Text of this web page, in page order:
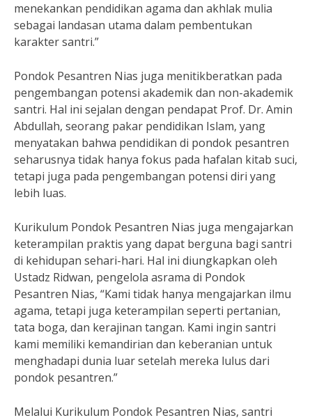
menekankan pendidikan agama dan akhlak mulia
sebagai landasan utama dalam pembentukan
karakter santri.”
Pondok Pesantren Nias juga menitikberatkan pada
pengembangan potensi akademik dan non-akademik
santri. Hal ini sejalan dengan pendapat Prof. Dr. Amin
Abdullah, seorang pakar pendidikan Islam, yang
menyatakan bahwa pendidikan di pondok pesantren
seharusnya tidak hanya fokus pada hafalan kitab suci,
tetapi juga pada pengembangan potensi diri yang
lebih luas.
Kurikulum Pondok Pesantren Nias juga mengajarkan
keterampilan praktis yang dapat berguna bagi santri
di kehidupan sehari-hari. Hal ini diungkapkan oleh
Ustadz Ridwan, pengelola asrama di Pondok
Pesantren Nias, “Kami tidak hanya mengajarkan ilmu
agama, tetapi juga keterampilan seperti pertanian,
tata boga, dan kerajinan tangan. Kami ingin santri
kami memiliki kemandirian dan keberanian untuk
menghadapi dunia luar setelah mereka lulus dari
pondok pesantren.”
Melalui Kurikulum Pondok Pesantren Nias, santri